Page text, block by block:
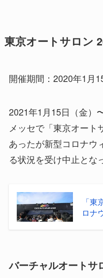
東京オートサロン
開催期間：2020年1月
2021年1月15日（金）
メッセで「東京オート
あったが新型コロナウ
る状況を受け中止とな
「
ロナ
バーチャルオートサ